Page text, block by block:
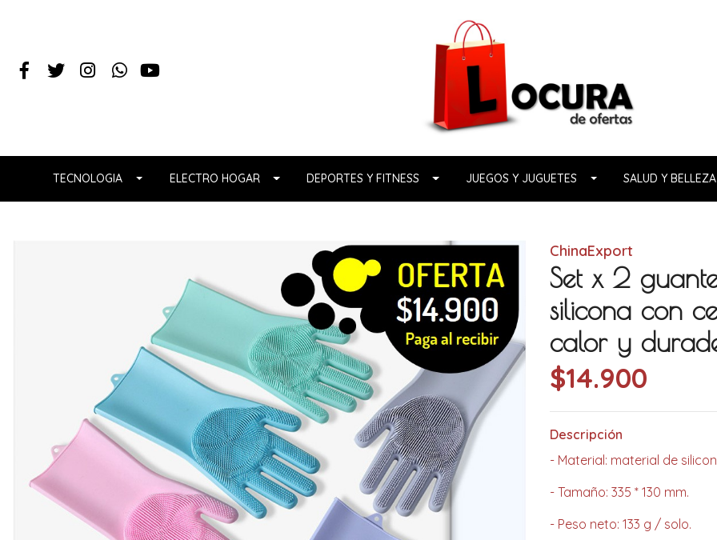
TECNOLOGIA ELECTRO HOGAR DEPORTES Y FITNESS JUEGOS Y JUGUETES SALUD Y BELLEZA
ChinaExport
Set x 2
silicona con
calor y
$14.900
Descripción
- Material: material de
- Tamaño: 335 * 130 mm.
- Peso neto: 133 g / solo.